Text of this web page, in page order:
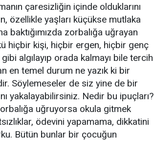
çaresizliğin içinde olduklarını
özellikle yaşları küçükse mutlaka
zorbalığa uğrayan
hiçbir kişi, hiçbir ergen, hiçbir genç
algılayıp orada kalmayı bile tercih
en temel durum ne yazık ki bir
Söylemeseler de siz yine de bir
yakalayabilirsiniz. Nedir bu ipuçları?
uğruyorsa okula gitmek
ödevini yapamama, dikkatini
Bütün bunlar bir çocuğun